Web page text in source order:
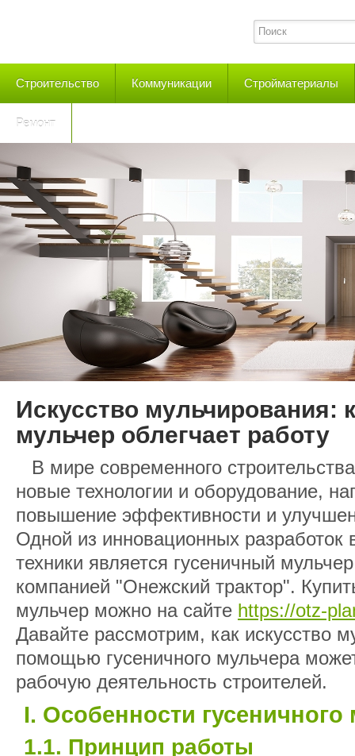
Строительство Коммуникации Стройматериалы
Ремонт
Искусство мульчирования:
мульчер облегчает работу
В мире современного
новые технологии и оборудование,
повышение эффективности и
Одной из инновационных разработок
техники является гусеничный
компанией "Онежский трактор".
мульчер можно на сайте https://otz-
Давайте рассмотрим, как искусство
помощью гусеничного мульчера
рабочую деятельность строителей.
I. Особенности гусеничного
1.1. Принцип работы